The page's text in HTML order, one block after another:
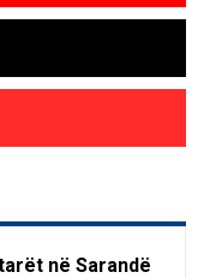
në Sarandë